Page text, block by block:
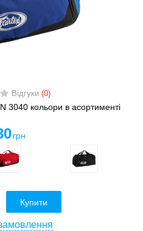
Відгуки (0)
3040 кольори в асортименті
грн
Купити